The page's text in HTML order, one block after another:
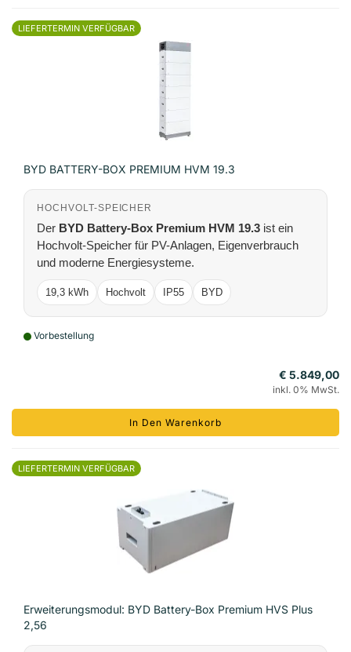
LIEFERTERMIN VERFÜGBAR
BYD BATTERY-BOX PREMIUM HVM 19.3
HOCHVOLT-SPEICHER
Der BYD Battery-Box Premium HVM 19.3 ist ein
Hochvolt-Speicher für PV-Anlagen, Eigenverbrauch
und moderne Energiesysteme.
19,3 kWh Hochvolt IP55 BYD
Vorbestellung
€ 5.849,00
inkl. 0% MwSt.
In Den Warenkorb
LIEFERTERMIN VERFÜGBAR
Erweiterungsmodul: BYD Battery-Box Premium HVS Plus
2,56